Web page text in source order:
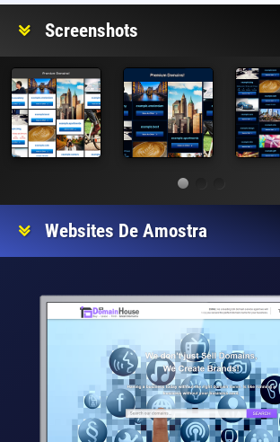
Screenshots
Websites De Amostra